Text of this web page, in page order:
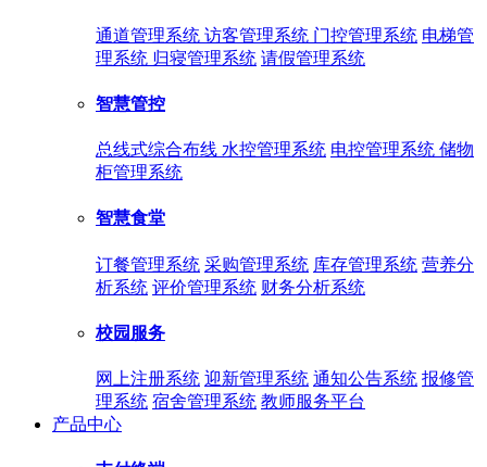
通道管理系统 访客管理系统 门控管理系统 电梯管
理系统 归寝管理系统 请假管理系统
智慧管控
总线式综合布线 水控管理系统 电控管理系统 储物
柜管理系统
智慧食堂
订餐管理系统 采购管理系统 库存管理系统 营养分
析系统 评价管理系统 财务分析系统
校园服务
网上注册系统 迎新管理系统 通知公告系统 报修管
理系统 宿舍管理系统 教师服务平台
产品中心